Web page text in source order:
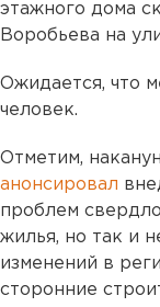
этажного дома
Воробьева на
Ожидается, что
человек.
Отметим,
анонсировал
проблем
жилья, но так и
изменений в
сторонние